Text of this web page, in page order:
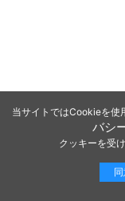
当サイトではCookieを使
バシ
クッキーを受